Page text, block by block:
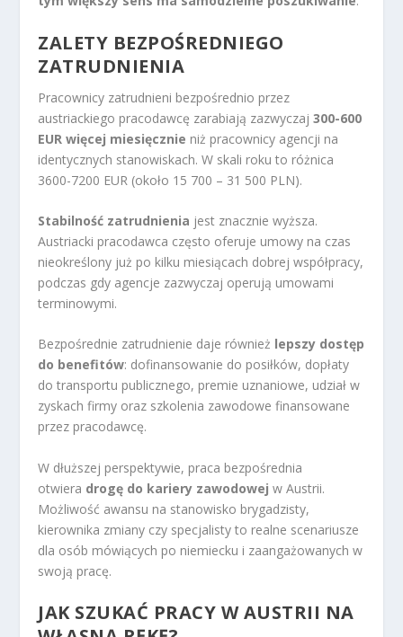
ZALETY BEZPOŚREDNIEGO
ZATRUDNIENIA
Pracownicy zatrudnieni bezpośrednio przez
austriackiego pracodawcę zarabiają zazwyczaj300-600
EUR więcej miesięcznie niż pracownicy agencji na
identycznych stanowiskach. W skali roku to różnica
3600-7200 EUR (około 15 700 – 31 500 PLN).
Stabilność zatrudnienia jest znacznie wyższa.
Austriacki pracodawca często oferuje umowy na czas
nieokreślony już po kilku miesiącach dobrej współpracy,
podczas gdy agencje zazwyczaj operują umowami
terminowymi.
Bezpośrednie zatrudnienie daje również lepszy dostęp
do benefitów: dofinansowanie do posiłków, dopłaty
do transportu publicznego, premie uznaniowe, udział w
zyskach firmy oraz szkolenia zawodowe finansowane
przez pracodawcę.
W dłuższej perspektywie, praca bezpośrednia
otwiera drogę do kariery zawodowej w Austrii.
Możliwość awansu na stanowisko brygadzisty,
kierownika zmiany czy specjalisty to realne scenariusze
dla osób mówiących po niemiecku i zaangażowanych w
swoją pracę.
JAK SZUKAĆ PRACY W AUSTRII NA